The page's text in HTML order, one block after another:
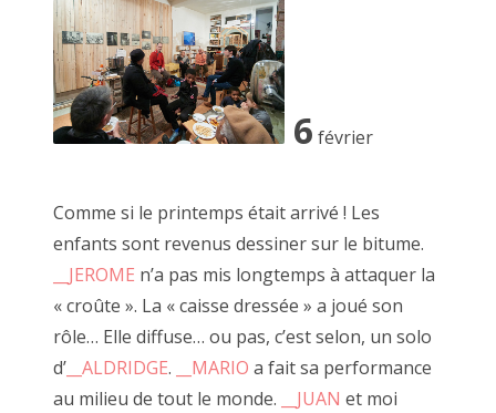
6 février
Comme si le printemps était arrivé ! Les
enfants sont revenus dessiner sur le bitume.
__JEROME n’a pas mis longtemps à attaquer la
« croûte ». La « caisse dressée » a joué son
rôle… Elle diffuse… ou pas, c’est selon, un solo
d’ __ALDRIDGE. __MARIO a fait sa performance
au milieu de tout le monde.
__JUAN et moi
La mienne.
Loin de me considérer comme un artiste, si ce n'est que la
version familière ".6" de "bon à rien, fantaisiste"